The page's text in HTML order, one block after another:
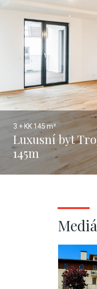
3 + KK 145 m²
Luxusní byt
145m